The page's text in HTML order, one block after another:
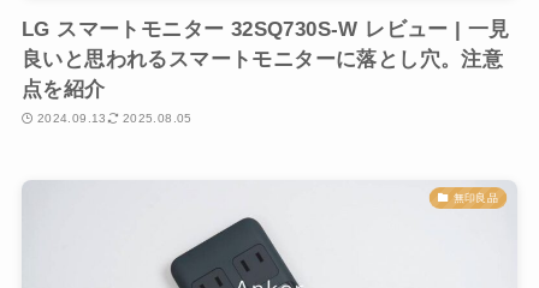
LG スマートモニター 32SQ730S-W レビュー | 一見
良いと思われるスマートモニターに落とし穴。注意
点を紹介
2024.09.13 2025.08.05
無印良品